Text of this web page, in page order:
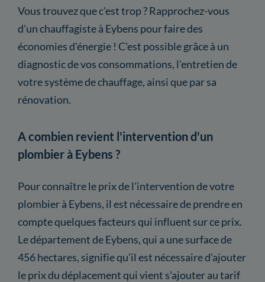
Vous trouvez que c'est trop ? Rapprochez-vous
d'un chauffagiste à Eybens pour faire des
économies d'énergie ! C'est possible grâce à un
diagnostic de vos consommations, l'entretien de
votre système de chauffage, ainsi que par sa
rénovation.
A combien revient l'intervention d'un
plombier à Eybens ?
Pour connaître le prix de l'intervention de votre
plombier à Eybens, il est nécessaire de prendre en
compte quelques facteurs qui influent sur ce prix.
Le département de Eybens, qui a une surface de
456 hectares, signifie qu'il est nécessaire d'ajouter
le prix du déplacement qui vient s'ajouter au tarif